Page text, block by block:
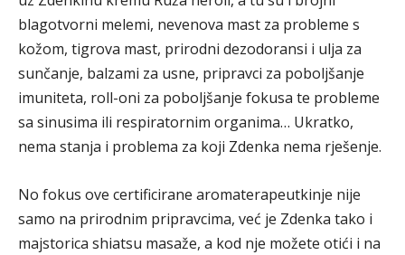
blagotvorni melemi, nevenova mast za probleme s
kožom, tigrova mast, prirodni dezodoransi i ulja za
sunčanje, balzami za usne, pripravci za poboljšanje
imuniteta, roll-oni za poboljšanje fokusa te probleme
sa sinusima ili respiratornim organima… Ukratko,
nema stanja i problema za koji Zdenka nema rješenje.
No fokus ove certificirane aromaterapeutkinje nije
samo na prirodnim pripravcima, već je Zdenka tako i
majstorica shiatsu masaže, a kod nje možete otići i na